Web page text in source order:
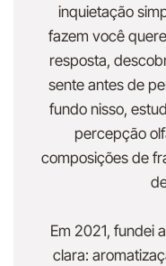
inquietação
fazem você
resposta,
sente antes de
fundo nisso,
percepção
composições de
Em 2021, fundei
clara: